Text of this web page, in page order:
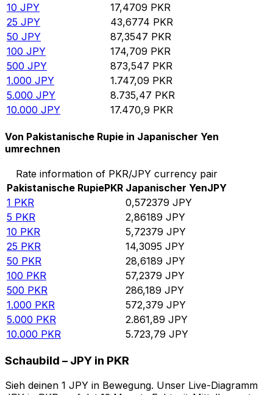
10 JPY 17,4709 PKR
25 JPY 43,6774 PKR
50 JPY 87,3547 PKR
100 JPY 174,709 PKR
500 JPY 873,547 PKR
1.000 JPY 1.747,09 PKR
5.000 JPY 8.735,47 PKR
10.000 JPY 17.470,9 PKR
Von Pakistanische Rupie in Japanischer Yen
umrechnen
Rate information of PKR/JPY currency pair
Pakistanische RupiePKR Japanischer YenJPY
1 PKR 0,572379 JPY
5 PKR 2,86189 JPY
10 PKR 5,72379 JPY
25 PKR 14,3095 JPY
50 PKR 28,6189 JPY
100 PKR 57,2379 JPY
500 PKR 286,189 JPY
1.000 PKR 572,379 JPY
5.000 PKR 2.861,89 JPY
10.000 PKR 5.723,79 JPY
Schaubild – JPY in PKR
Sieh deinen 1 JPY in Bewegung. Unser Live-Diagramm